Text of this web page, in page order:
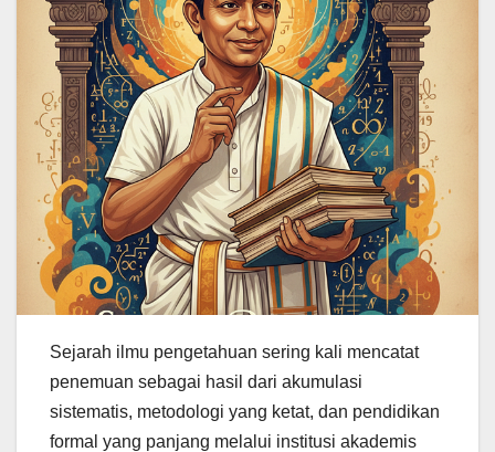
Sejarah ilmu pengetahuan sering kali mencatat
penemuan sebagai hasil dari akumulasi
sistematis, metodologi yang ketat, dan pendidikan
formal yang panjang melalui institusi akademis